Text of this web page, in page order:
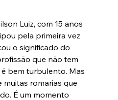
Luiz, com 15 anos
pela primeira vez
o significado do
que não tem
é bem turbulento. Mas
muitas romarias que
É um momento